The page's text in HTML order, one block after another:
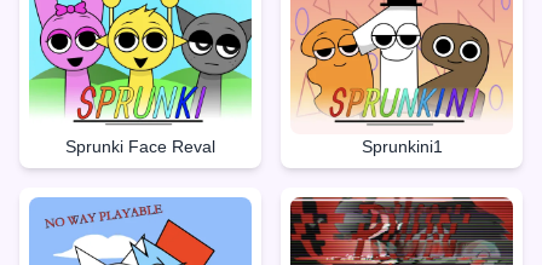
Sprunki Face Reval Sprunkini1